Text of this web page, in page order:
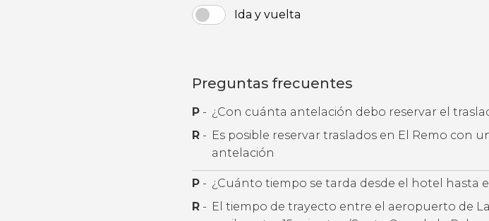
Ida y vuelta
Preguntas frecuentes
P - ¿Con cuánta antelación debo reservar el
R - Es posible reservar traslados en El Remo con
antelación
P - ¿Cuánto tiempo se tarda desde el hotel hasta
R - El tiempo de trayecto entre el aeropuerto de